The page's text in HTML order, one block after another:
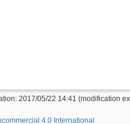
2017/05/22 14:41 (modification
4.0 International